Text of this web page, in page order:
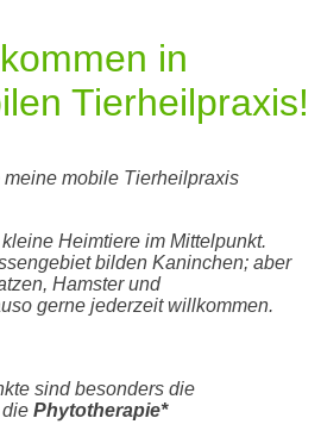
in
Tierheilpraxis!
mobile Tierheilpraxis
Heimtiere im Mittelpunkt.
bilden Kaninchen; aber
Hamster und
gerne jederzeit willkommen.
sind besonders die
Phytotherapie*